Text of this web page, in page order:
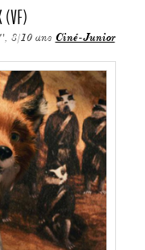
(VF)
8/10 ans Ciné-Junior